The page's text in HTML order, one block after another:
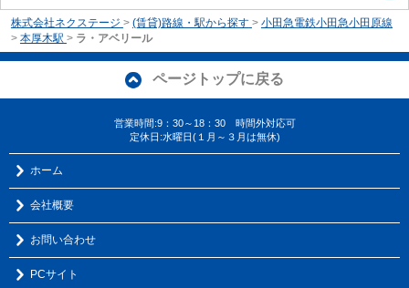
株式会社ネクステージ > (賃貸)路線・駅から探す > 小田急電鉄小田急小田原線
> 本厚木駅 > ラ・アベリール
ページトップに戻る
営業時間:9：30～18：30 時間外対応可
定休日:水曜日(１月～３月は無休)
ホーム
会社概要
お問い合わせ
PCサイト